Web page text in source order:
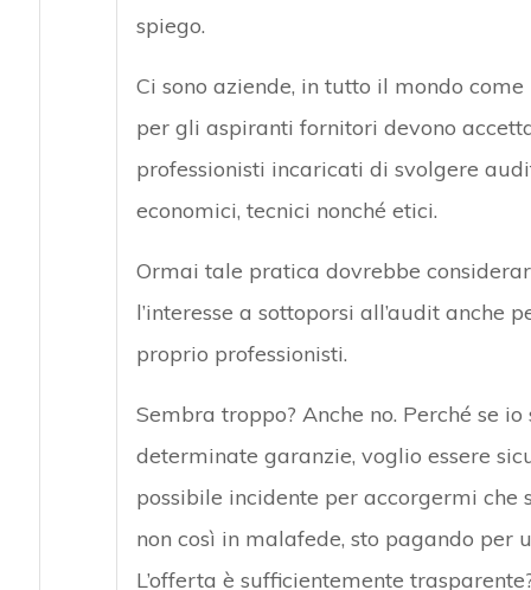
spiego.
Ci sono aziende, in tutto il mondo
per gli aspiranti fornitori devono
professionisti incaricati di svolgere
economici, tecnici nonché etici.
Ormai tale pratica dovrebbe
l’interesse a sottoporsi all’audit anche
proprio professionisti.
Sembra troppo? Anche no. Perché se
determinate garanzie, voglio essere
possibile incidente per accorgermi che
non così in malafede, sto pagando per
L’offerta è sufficientemente